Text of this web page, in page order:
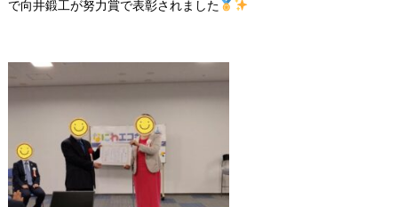
で向井鍛工が努力賞で表彰されました